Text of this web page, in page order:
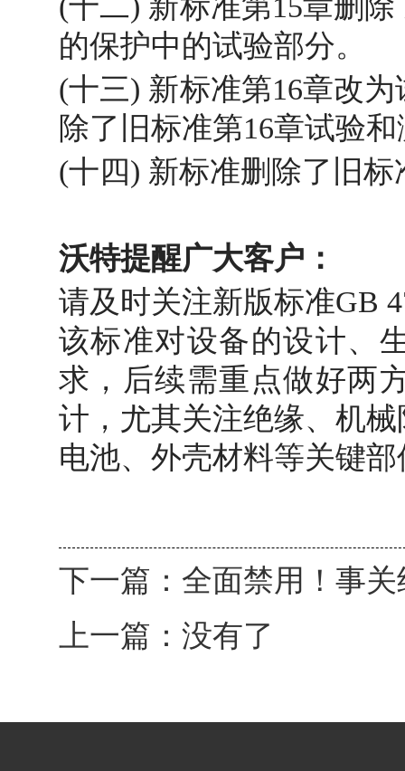
(十二) 新标准第15章删
的保护中的试验部分。
(十三) 新标准第16章改
除了旧标准第16章试验
(十四) 新标准删除了旧
沃特提醒广大客户：
请及时关注新版标准GB
该标准对设备的设计、
求，后续需重点做好两
计，尤其关注绝缘、机
电池、外壳材料等关键
下一篇： 全面禁用！事
上一篇：没有了